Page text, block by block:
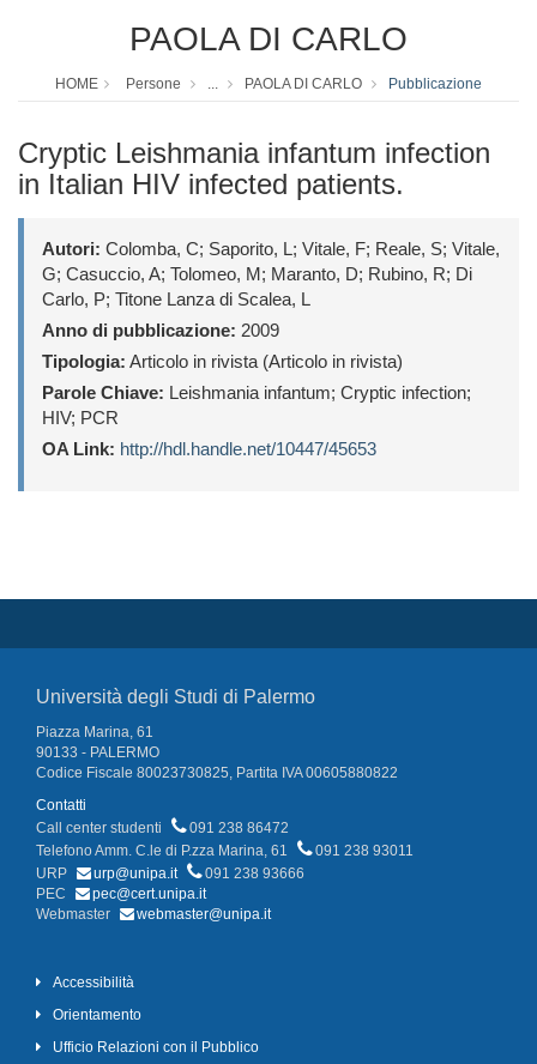
PAOLA DI CARLO
HOME Persone ... PAOLA DI CARLO Pubblicazione
Cryptic Leishmania infantum infection
in Italian HIV infected patients.
Autori: Colomba, C; Saporito, L; Vitale, F; Reale, S; Vitale,
G; Casuccio, A; Tolomeo, M; Maranto, D; Rubino, R; Di
Carlo, P; Titone Lanza di Scalea, L
Anno di pubblicazione: 2009
Tipologia: Articolo in rivista (Articolo in rivista)
Parole Chiave: Leishmania infantum; Cryptic infection;
HIV; PCR
OA Link: http://hdl.handle.net/10447/45653
Università degli Studi di Palermo
Piazza Marina, 61
90133 - PALERMO
Codice Fiscale 80023730825, Partita IVA 00605880822
Contatti
Call center studenti
091 238 86472
Telefono Amm. C.le di P.zza Marina, 61
091 238 93011
URP
urp@unipa.it
091 238 93666
PEC
pec@cert.unipa.it
Webmaster
webmaster@unipa.it
Accessibilità
Orientamento
Ufficio Relazioni con il Pubblico